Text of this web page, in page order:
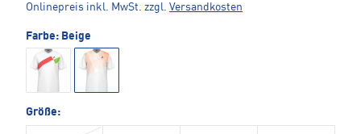
Onlinepreis inkl. MwSt. zzgl. Versandkosten
Farbe: Beige
Größe: